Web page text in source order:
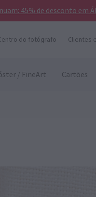
45% de desconto em
do fotógrafo Clientes
/ FineArt Cartões